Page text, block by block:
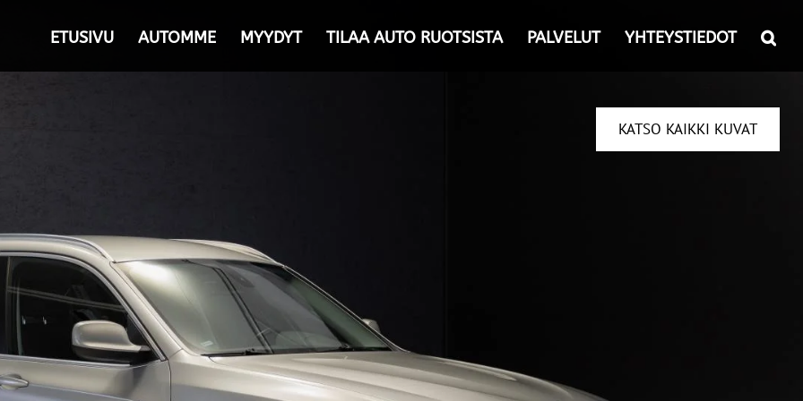
ETUSIVU AUTOMME MYYDYT TILAA AUTO RUOTSISTA PALVELUT YHTEYSTIEDOT
KATSO KAIKKI KUVAT